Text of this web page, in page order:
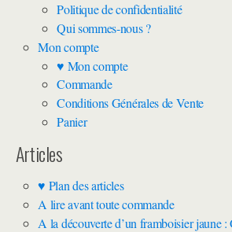
Politique de confidentialité
Qui sommes-nous ?
Mon compte
♥ Mon compte
Commande
Conditions Générales de Vente
Panier
Articles
♥ Plan des articles
A lire avant toute commande
A la découverte d’un framboisier jaune